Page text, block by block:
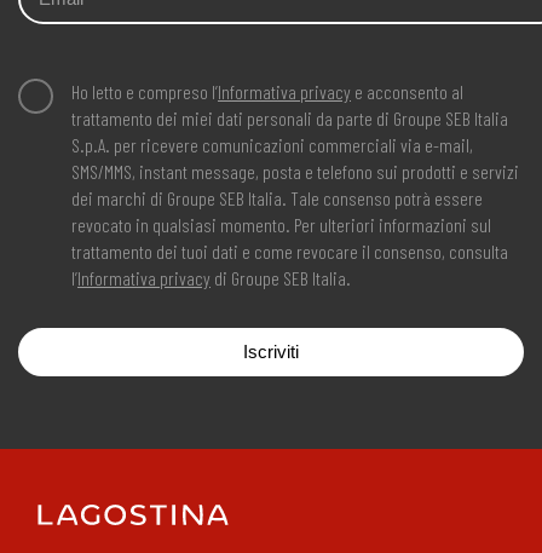
Ho letto e compreso l’Informativa privacy e acconsento al
trattamento dei miei dati personali da parte di Groupe SEB Italia
S.p.A. per ricevere comunicazioni commerciali via e-mail,
SMS/MMS, instant message, posta e telefono sui prodotti e servizi
dei marchi di Groupe SEB Italia. Tale consenso potrà essere
revocato in qualsiasi momento. Per ulteriori informazioni sul
trattamento dei tuoi dati e come revocare il consenso, consulta
l’Informativa privacy di Groupe SEB Italia.
Iscriviti